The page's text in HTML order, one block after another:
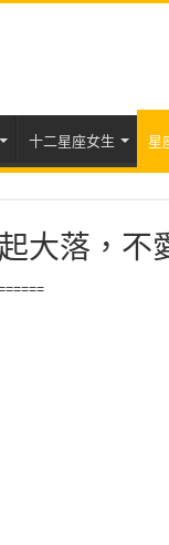
十二星座女生 星
大落，不